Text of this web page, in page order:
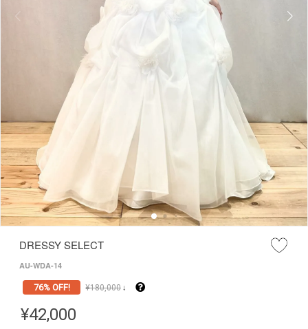
DRESSY SELECT
AU-WDA-14
¥180,000↓
76% OFF!
¥42,000